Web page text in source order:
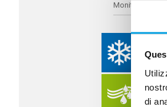
di
Monitoring